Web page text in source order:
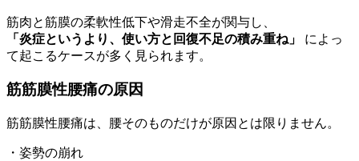
筋肉と筋膜の柔軟性低下や滑走不全が関与し、
「炎症というより、使い方と回復不足の積み重ね」
によっ
て起こるケースが多く見られます。
筋筋膜性腰痛の原因
筋筋膜性腰痛は、腰そのものだけが原因とは限りません。
・姿勢の崩れ